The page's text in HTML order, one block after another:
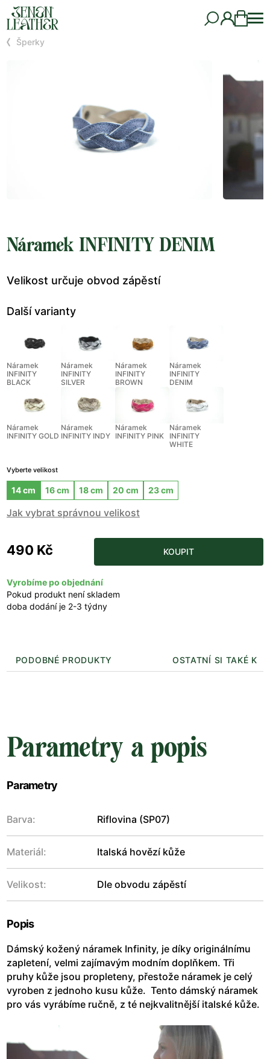
Šperky
Náramek INFINITY DENIM
Velikost určuje obvod zápěstí
Další varianty
Náramek
INFINITY
BLACK
Náramek
INFINITY
SILVER
Náramek
INFINITY
BROWN
Náramek
INFINITY
DENIM
Náramek
INFINITY GOLD
Náramek
INFINITY INDY
Náramek
INFINITY PINK
Náramek
INFINITY
WHITE
Vyberte velikost
14 cm 16 cm 18 cm 20 cm 23 cm
Jak vybrat správnou velikost
490 Kč KOUPIT
Vyrobíme po objednání
Pokud produkt není skladem
doba dodání je 2-3 týdny
PODOBNÉ PRODUKTY OSTATNÍ SI TAKÉ
Parametry a popis
Parametry
Barva: Riflovina (SP07)
Materiál: Italská hovězí kůže
Velikost: Dle obvodu zápěstí
Popis
Dámský kožený náramek Infinity, je díky originálnímu
zapletení, velmi zajímavým modním doplňkem. Tři
pruhy kůže jsou propleteny, přestože náramek je celý
vyroben z jednoho kusu kůže. Tento dámský náramek
pro vás vyrábíme ručně, z té nejkvalitnější italské kůže.